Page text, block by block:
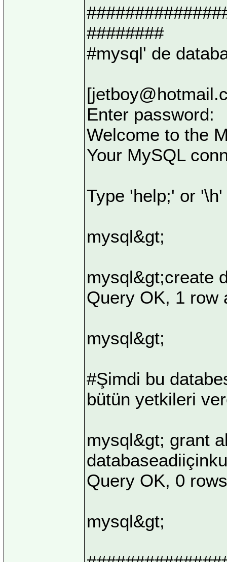
########
#mysql' de
[
Enter password:
Welcome to the
Your MySQL
Type 'help;' or
mysql&gt;
mysql&gt;create
Query OK, 1 row
mysql&gt;
#Şimdi bu
bütün yetkileri
mysql&gt; grant
Query OK, 0
mysql&gt;